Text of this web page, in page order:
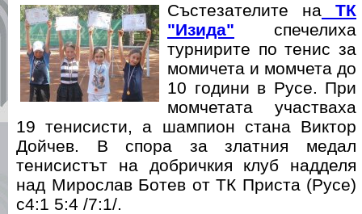
Състезателите на ТК
"Изида" спечелиха
турнирите по тенис за
момичета и момчета до
10 години в Русе. При
момчетата участваха
19 тенисисти, а шампион стана Виктор
Дойчев. В спора за златния медал
тенисистът на добричкия клуб надделя
над Мирослав Ботев от ТК Приста (Русе)
с4:1 5:4 /7:1/.